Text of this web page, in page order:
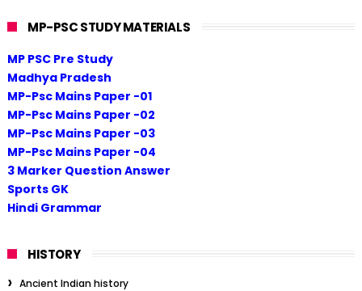
MP-PSC STUDY MATERIALS
MP PSC Pre Study
Madhya Pradesh
MP-Psc Mains Paper -01
MP-Psc Mains Paper -02
MP-Psc Mains Paper -03
MP-Psc Mains Paper -04
3 Marker Question Answer
Sports GK
Hindi Grammar
HISTORY
Ancient Indian history